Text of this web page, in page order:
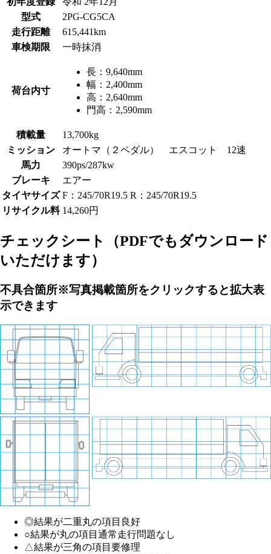
型式
2PG-CG5CA
走行距離
615,441km
車検期限
一時抹消
荷台内寸
長： 9,640mm
幅： 2,400mm
高： 2,640mm
門高： 2,590mm
積載量
13,700kg
ミッション
オートマ（２ペダル） エスコット 12速
馬力
390ps/287kw
ブレーキ
エアー
タイヤサイズ F：245/70R19.5 R：245/70R19.5
リサイクル料 14,260円
チェックシート
（PDFでもダウンロード
いただけます）
不具合箇所※写真掲載箇所をクリックすると拡大表
示できます
◎結果が二重丸の項目 良好
○結果が丸の項目 通常走行問題なし
△結果が三角の項目 要修理